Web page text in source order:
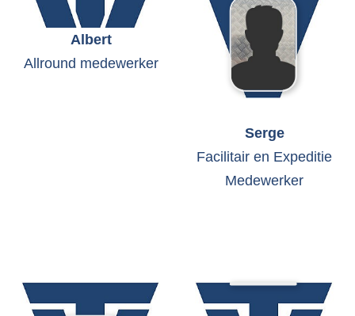
Albert
Allround medewerker
Serge
Facilitair en Expeditie
Medewerker